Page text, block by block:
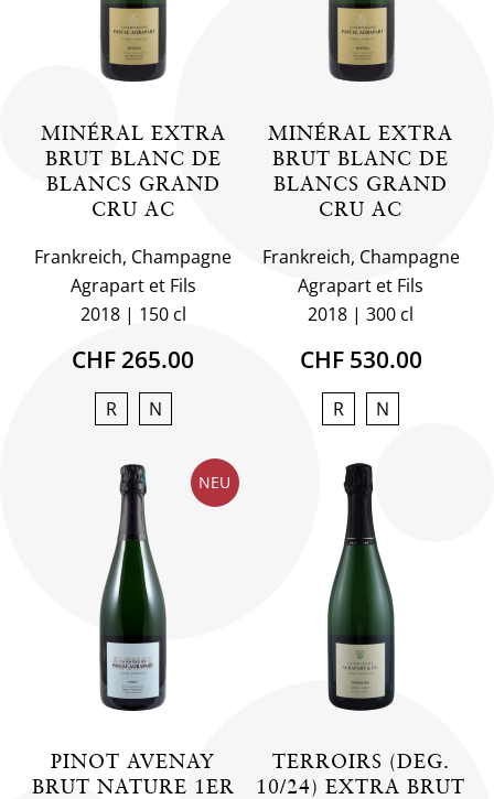
MINÉRAL EXTRA
BRUT BLANC DE
BLANCS GRAND
CRU AC
Frankreich, Champagne
Agrapart et Fils
2018
150 cl
CHF 265.00
R N
MINÉRAL EXTRA
BRUT BLANC DE
BLANCS GRAND
CRU AC
Frankreich, Champagne
Agrapart et Fils
2018
300 cl
CHF 530.00
R N
NEU
PINOT AVENAY
BRUT NATURE 1ER
TERROIRS (DEG.
10/24) EXTRA BRUT